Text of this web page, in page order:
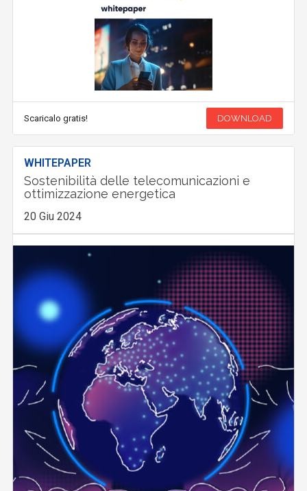
Scaricalo gratis! DOWNLOAD
WHITEPAPER
Sostenibilità delle telecomunicazioni e
ottimizzazione energetica
20 Giu 2024